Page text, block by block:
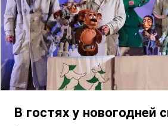
В гостях у новогодней